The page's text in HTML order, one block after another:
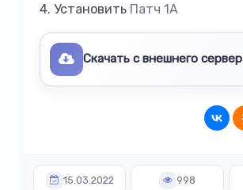
4. Установить Патч 1А
Скачать с внешнего
15.03.2022 998